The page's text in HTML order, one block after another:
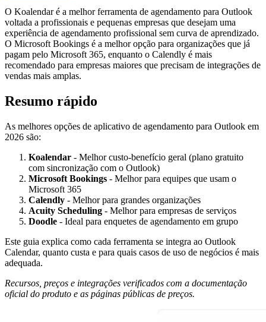
O Koalendar é a melhor ferramenta de agendamento para Outlook
voltada a profissionais e pequenas empresas que desejam uma
experiência de agendamento profissional sem curva de aprendizado.
O Microsoft Bookings é a melhor opção para organizações que já
pagam pelo Microsoft 365, enquanto o Calendly é mais
recomendado para empresas maiores que precisam de integrações de
vendas mais amplas.
Resumo rápido
As melhores opções de aplicativo de agendamento para Outlook em
2026 são:
Koalendar - Melhor custo-benefício geral (plano gratuito
com sincronização com o Outlook)
Microsoft Bookings - Melhor para equipes que usam o
Microsoft 365
Calendly - Melhor para grandes organizações
Acuity Scheduling - Melhor para empresas de serviços
Doodle - Ideal para enquetes de agendamento em grupo
Este guia explica como cada ferramenta se integra ao Outlook
Calendar, quanto custa e para quais casos de uso de negócios é mais
adequada.
Recursos, preços e integrações verificados com a documentação
oficial do produto e as páginas públicas de preços.